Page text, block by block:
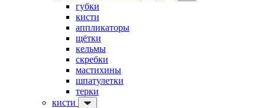
губки
кисти
аппликаторы
щётки
кельмы
скребки
мастихины
шпатулетки
терки
кисти